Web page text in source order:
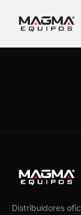
Distribuidores